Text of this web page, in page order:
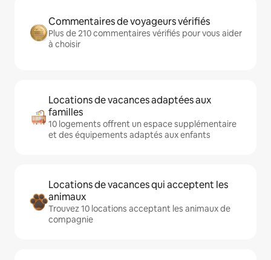
Commentaires de voyageurs vérifiés
Plus de 210 commentaires vérifiés pour vous aider
à choisir
Locations de vacances adaptées aux
familles
10 logements offrent un espace supplémentaire
et des équipements adaptés aux enfants
Locations de vacances qui acceptent les
animaux
Trouvez 10 locations acceptant les animaux de
compagnie